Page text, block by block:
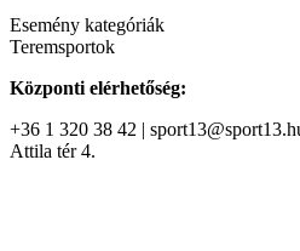
Esemény kategóriák
Teremsportok
Központi elérhetőség:
+36 1 320 38 42 |
Attila tér 4.